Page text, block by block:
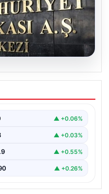
ne zaman?
faiz beklentisi
▲ +0.06%
▲ +0.03%
▲ +0.55%
▲ +0.26%